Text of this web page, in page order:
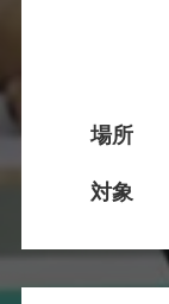
場所
対象